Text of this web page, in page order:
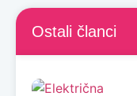
Ostali članci